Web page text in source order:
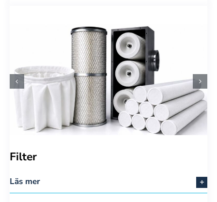
Filter
Läs mer